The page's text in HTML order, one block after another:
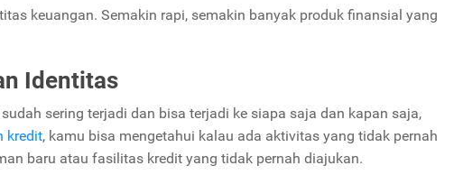
keuangan. Semakin rapi, semakin banyak produk finansial yang
Identitas
sering terjadi dan bisa terjadi ke siapa saja dan kapan saja,
kredit, kamu bisa mengetahui kalau ada aktivitas yang tidak pernah
baru atau fasilitas kredit yang tidak pernah diajukan.